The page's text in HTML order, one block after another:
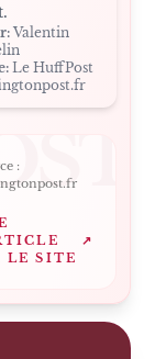
Valentin
Le HuffPost
:
LE SITE
↗